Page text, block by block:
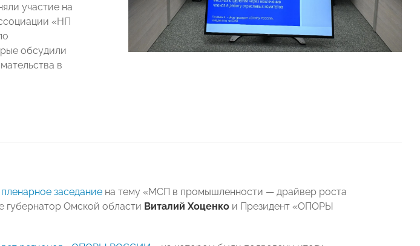
участие на
«НП
обсудили
в
пленарное заседание на тему «МСП в промышленности — драйвер роста
губернатор Омской области Виталий Хоценко и Президент «ОПОРЫ